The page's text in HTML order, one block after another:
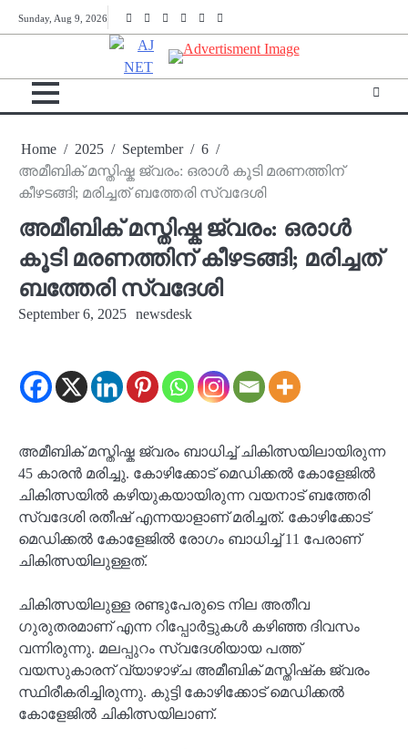
to
Sunday, Aug 9, 2026 TwitterFacebookInstagram
RedditYouTube
Twitch
Home 2025 September
6
അമീബിക് മസ്തിഷ്ക ജ്വരം: ഒരാള്‍ കൂടി മരണത്തിന്
കീഴടങ്ങി; മരിച്ചത് ബത്തേരി സ്വദേശി
അമീബിക് മസ്തിഷ്ക ജ്വരം: ഒരാള്‍
കൂടി മരണത്തിന് കീഴടങ്ങി; മരിച്ചത്
ബത്തേരി സ്വദേശി
September 6, 2025 newsdesk
അമീബിക് മസ്തിഷ്ക ജ്വരം ബാധിച്ച് ചികിത്സയിലായിരുന്ന
45 കാരന്‍ മരിച്ചു. കോഴിക്കോട് മെഡിക്കൽ കോളേജില്‍
ചികിത്സയില്‍ കഴിയുകയായിരുന്ന വയനാട് ബത്തേരി
സ്വദേശി രതീഷ് എന്നയാളാണ് മരിച്ചത്. കോഴിക്കോട്
മെഡിക്കൽ കോളേജിൽ രോഗം ബാധിച്ച് 11 പേരാണ്
ചികിത്സയിലുള്ളത്.
ചികിത്സയിലുള്ള രണ്ടുപേരുടെ നില അതീവ
ഗുരുതരമാണ് എന്ന റിപ്പോര്‍ട്ടുകൾ കഴിഞ്ഞ ദിവസം
വന്നിരുന്നു. മലപ്പുറം സ്വദേശിയായ പത്ത്
വയസുകാരന് വ്യാഴാഴ്ച അമീബിക് മസ്തിഷ്‌ക ജ്വരം
സ്ഥിരീകരിച്ചിരുന്നു. കുട്ടി കോഴിക്കോട് മെഡിക്കല്‍
കോളേജില്‍ ചികിത്സയിലാണ്.